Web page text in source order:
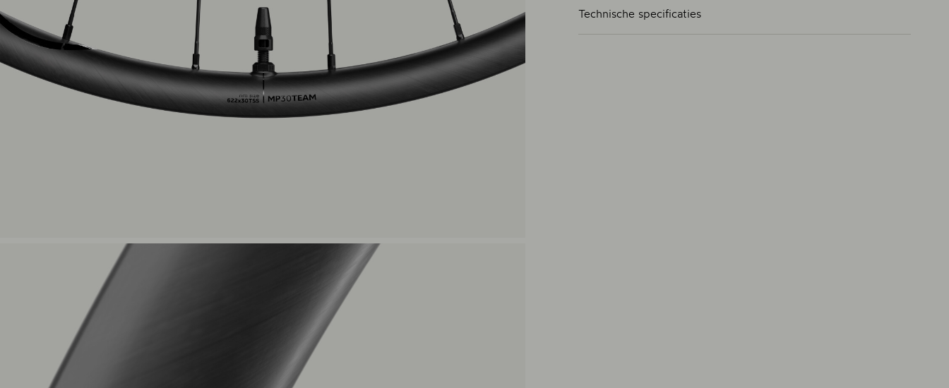
Technische specificaties